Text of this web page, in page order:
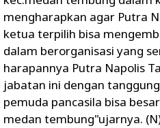
mengharapkan agar Putra
ketua terpilih bisa
dalam berorganisasi yang
harapannya Putra Napolis
jabatan ini dengan
pemuda pancasila bisa
medan tembung"ujarnya.